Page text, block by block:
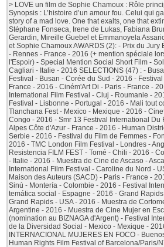
> LOVE un film de Sophie Chamoux : Rôle
Synopsis : L’histoire d’un amour fou. Celui qui
story of a mad love. One that exalts, one that
Stéphane Fonseca, Irene de Lukas, Fabiana
Gerardin, Mireille Guebel et Emmanoyela
et Sophie Chamoux AWARDS (2): - Prix du Jury
- Rennes - France - 2016 (+ mention spéciale
l'Espoir) - Special Mention Social Short Film -
Cagliari - Italie - 2016 SELECTIONS (47) : -
Festival - Busan - Corée du Sud - 2016 -
France - 2016 - Ciném'Art Di - Paris - France -
International Film Festival - Cluj - Roumanie -
Festival - Lisbonne - Portugal - 2016 - Mali tout
Tlanchana Fest - Mexico - Mexique - 2016 -
Congo - 2016 - Smr 13 Festival International Du
Alpes Côte d'Azur - France - 2016 - Human
Serbie - 2016 - Festival du Film de Femmes -
2016 - TMC London Film Festival - Londres -
Resistencia FILM FEST - Tomé - Chili - 2016 -
- Italie - 2016 - Muestra de Cine de Ascaso -
International Film Festival - Caroline du Nord -
Maison des Auteurs (SACD) - Paris - France -
Sinú - Montería - Colombie - 2016 - Festival
temática social - Espagne - 2016 - Grand
Grand Rapids - USA - 2016 - Muestra de
Argentine - 2016 - Muestra de Cine Mujer en
(nomination au BIZNAGA d'Argent) - Festival
de la Diversidad Social - Mexico - Mexique -
INTERNACIONAL MUJERES EN FOCO -
Human Rights Film Festival of Barcelona/Paris/